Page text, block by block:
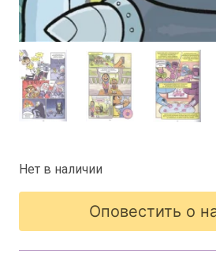
Нет в наличии
Оповестить о